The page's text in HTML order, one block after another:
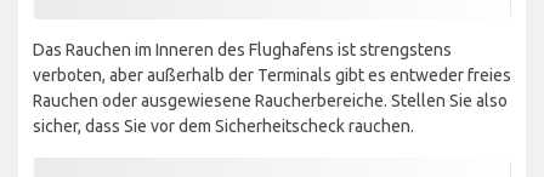
Das Rauchen im Inneren des Flughafens ist strengstens
verboten, aber außerhalb der Terminals gibt es entweder freies
Rauchen oder ausgewiesene Raucherbereiche. Stellen Sie also
sicher, dass Sie vor dem Sicherheitscheck rauchen.